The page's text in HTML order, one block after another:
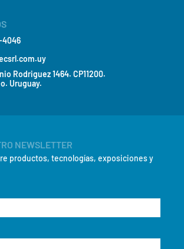
4046
Rodriguez 1464. CP11200.
Uruguay.
NEWSLETTER
productos, tecnologías, exposiciones y